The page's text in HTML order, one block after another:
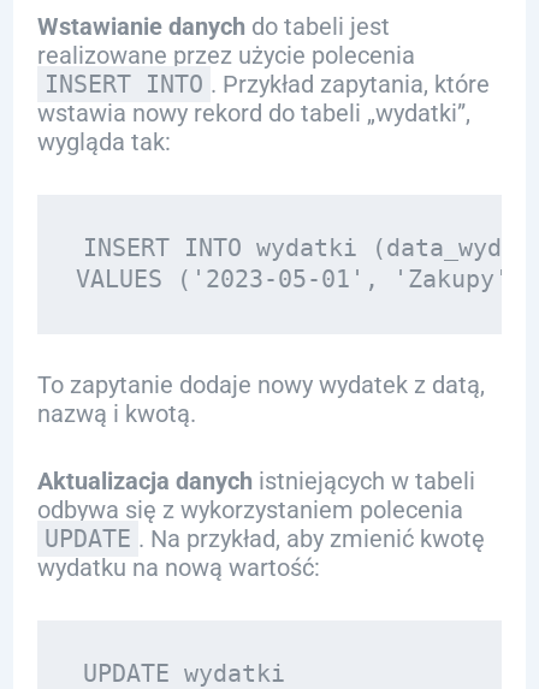
Wstawianie danych do tabeli jest
realizowane przez użycie polecenia
INSERT INTO . Przykład zapytania, które
wstawia nowy rekord do tabeli „wydatki”,
wygląda tak:
INSERT INTO wydatki
To zapytanie dodaje nowy wydatek z datą,
nazwą i kwotą.
Aktualizacja danych istniejących w tabeli
odbywa się z wykorzystaniem polecenia
UPDATE . Na przykład, aby zmienić kwotę
wydatku na nową wartość:
UPDATE wydatki